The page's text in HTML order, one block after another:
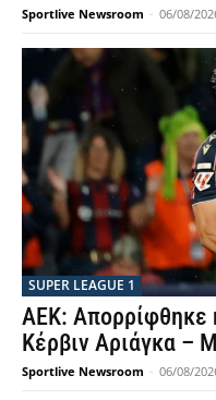
Sportlive Newsroom - 06/08/
SUPER LEAGUE 1
ΑΕΚ: Απορρίφθηκε
Κέρβιν Αριάγκα –
Sportlive Newsroom - 06/08/